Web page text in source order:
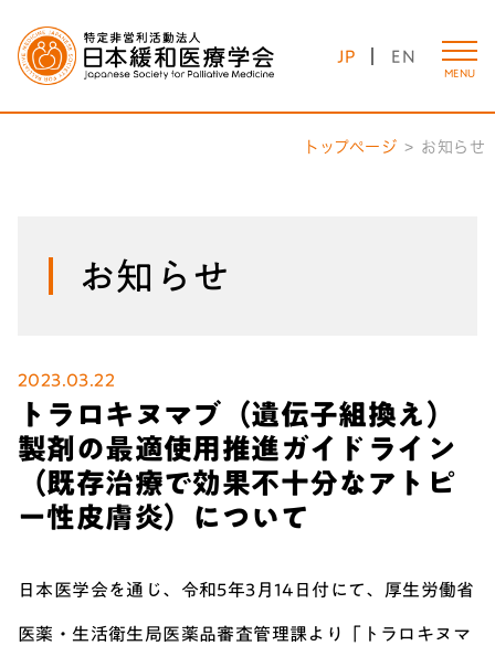
JP EN
MENU
トップページ お知らせ
お知らせ
2023.03.22
トラロキヌマブ（遺伝子組換え）
製剤の最適使用推進ガイドライン
（既存治療で効果不十分なアトピ
ー性皮膚炎）について
日本医学会を通じ、令和5年3月14日付にて、厚生労働省
医薬・生活衛生局医薬品審査管理課より「トラロキヌマ